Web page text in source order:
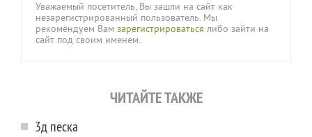
Уважаемый посетитель, Вы зашли на сайт как
незарегистрированный пользователь. Мы
рекомендуем Вам зарегистрироваться либо зайти на
сайт под своим именем.
ЧИТАЙТЕ ТАКЖЕ
3д песка